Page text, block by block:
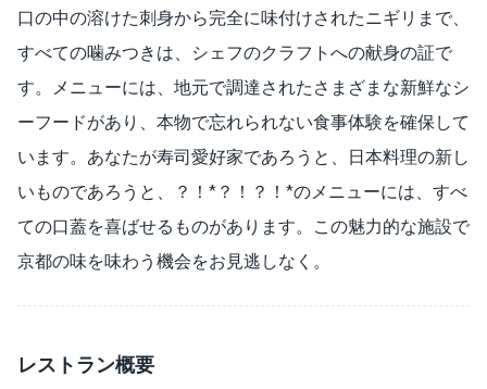
口の中の溶けた刺身から完全に味付けされたニギリまで、
すべての噛みつきは、シェフのクラフトへの献身の証で
す。メニューには、地元で調達されたさまざまな新鮮なシ
ーフードがあり、本物で忘れられない食事体験を確保して
います。あなたが寿司愛好家であろうと、日本料理の新し
いものであろうと、？！*？！？！*のメニューには、すべ
ての口蓋を喜ばせるものがあります。この魅力的な施設で
京都の味を味わう機会をお見逃しなく。
レストラン概要